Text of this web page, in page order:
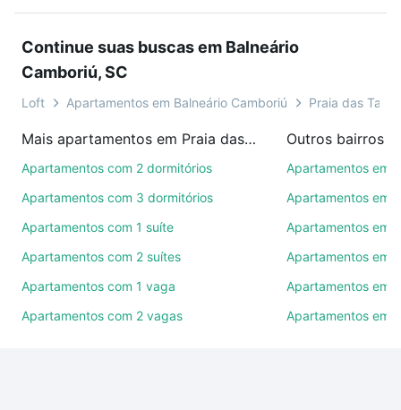
Taquaras, Balneário Camboriú, SC para conquistar
videochamada, é grátis, sem compromisso e você
ainda conta com mais de 46 mil corretores e
imobiliárias te ajudando na compra, venda ou troca
Use barra de busca no topo para pesquisar por
também pode usar os filtros como quantidade de
quartos, suítes, com ou sem vaga de garagem para
combinar perfeitamente com o preço, metragem e
comodidades, como piscina, academia, salão de
festas ou área verde e encontrar Apartamentos à
Continue suas buscas em Balneário
Camboriú, SC
Loft Apartamentos em Balneário Camboriú Praia das
Mais apartamentos em Praia das Taquaras
Apartamentos com 2 dormitórios
Apartamentos com 3 dormitórios
Apartamentos com 1 suíte
Apartamentos com 2 suítes
Apartamentos com 1 vaga
Apartamentos com 2 vagas
Apartamentos em
Apartamentos em
Apartamentos em
Apartamentos em
Apartamentos em
Apartamentos em